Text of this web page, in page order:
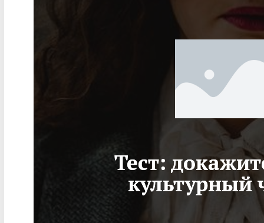
Тест:
культурный